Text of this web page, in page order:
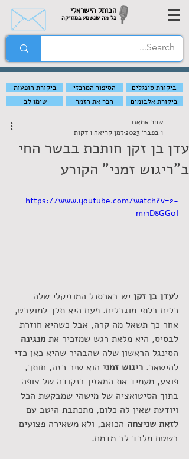
הכותל הישראלי
כל מה שנשמע במוזיקה
ביקורת הופעות הסיפור המרכזי
ביקורת סינגלים
שימו לב
הכר את הזמר ביקורת אלבומים
עדן בן זקן חותכת בבשר החי
ב"ריגוש זמני" הקורע
שחר אמאנו
1 בפבר׳ 2023
זמן קריאה 1 דקות
https://www.youtube.com/watch?v=2-
mr1D8GG0I
לעדן בן זקן יש בארסנל המוזיקלי שלה
כלים בלתי מוגבלים. פעם היא תלך למועבט,
אחר כך תשאל מה קרה, אבל כשהיא חוזרת
לבסיס, היא מלאת רגש שמזכיר את מנגינה
הסינגל הראשון שלה שהבהיר שהיא כאן כדי
להישאר. ריגוש זמני הוא שיר כזה, חותך,
פוצע, מעמיד את המאזין בנקודה של צופה
בתוך הסיטואציה של מישהי שמבקשת הכל
ויודעת שאין לה כלום, מתכתבת היטב עם
לזאת שניצחה הכואב, ולא משאירה פצועים
בשטח מלבד לב מדמם.